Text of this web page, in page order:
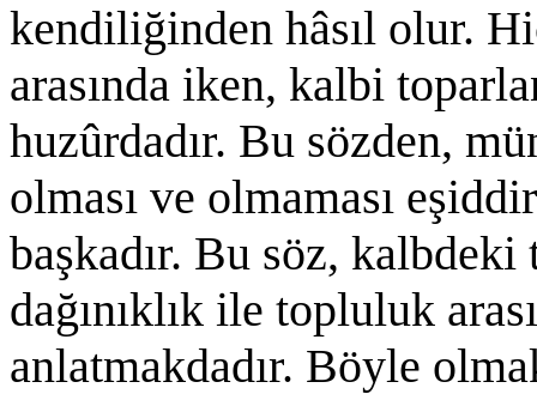
kendiliğinden hâsıl olur.
arasında iken, kalbi
huzûrdadır. Bu sözden,
olması ve olmaması
başkadır. Bu söz,
dağınıklık ile topluluk
anlatmakdadır. Böyle